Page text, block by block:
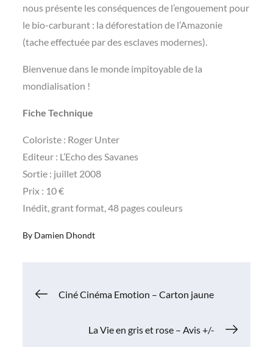
nous présente les conséquences de l’engouement pour
le bio-carburant : la déforestation de l’Amazonie
(tache effectuée par des esclaves modernes).
Bienvenue dans le monde impitoyable de la
mondialisation !
Fiche Technique
Coloriste : Roger Unter
Editeur : L’Echo des Savanes
Sortie : juillet 2008
Prix : 10 €
Inédit, grant format, 48 pages couleurs
By Damien Dhondt
Navigation
Ciné Cinéma Emotion – Carton jaune
La Vie en gris et rose – Avis +/-